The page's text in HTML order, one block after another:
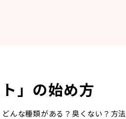
」の始め方
んな種類がある？臭くない？方法